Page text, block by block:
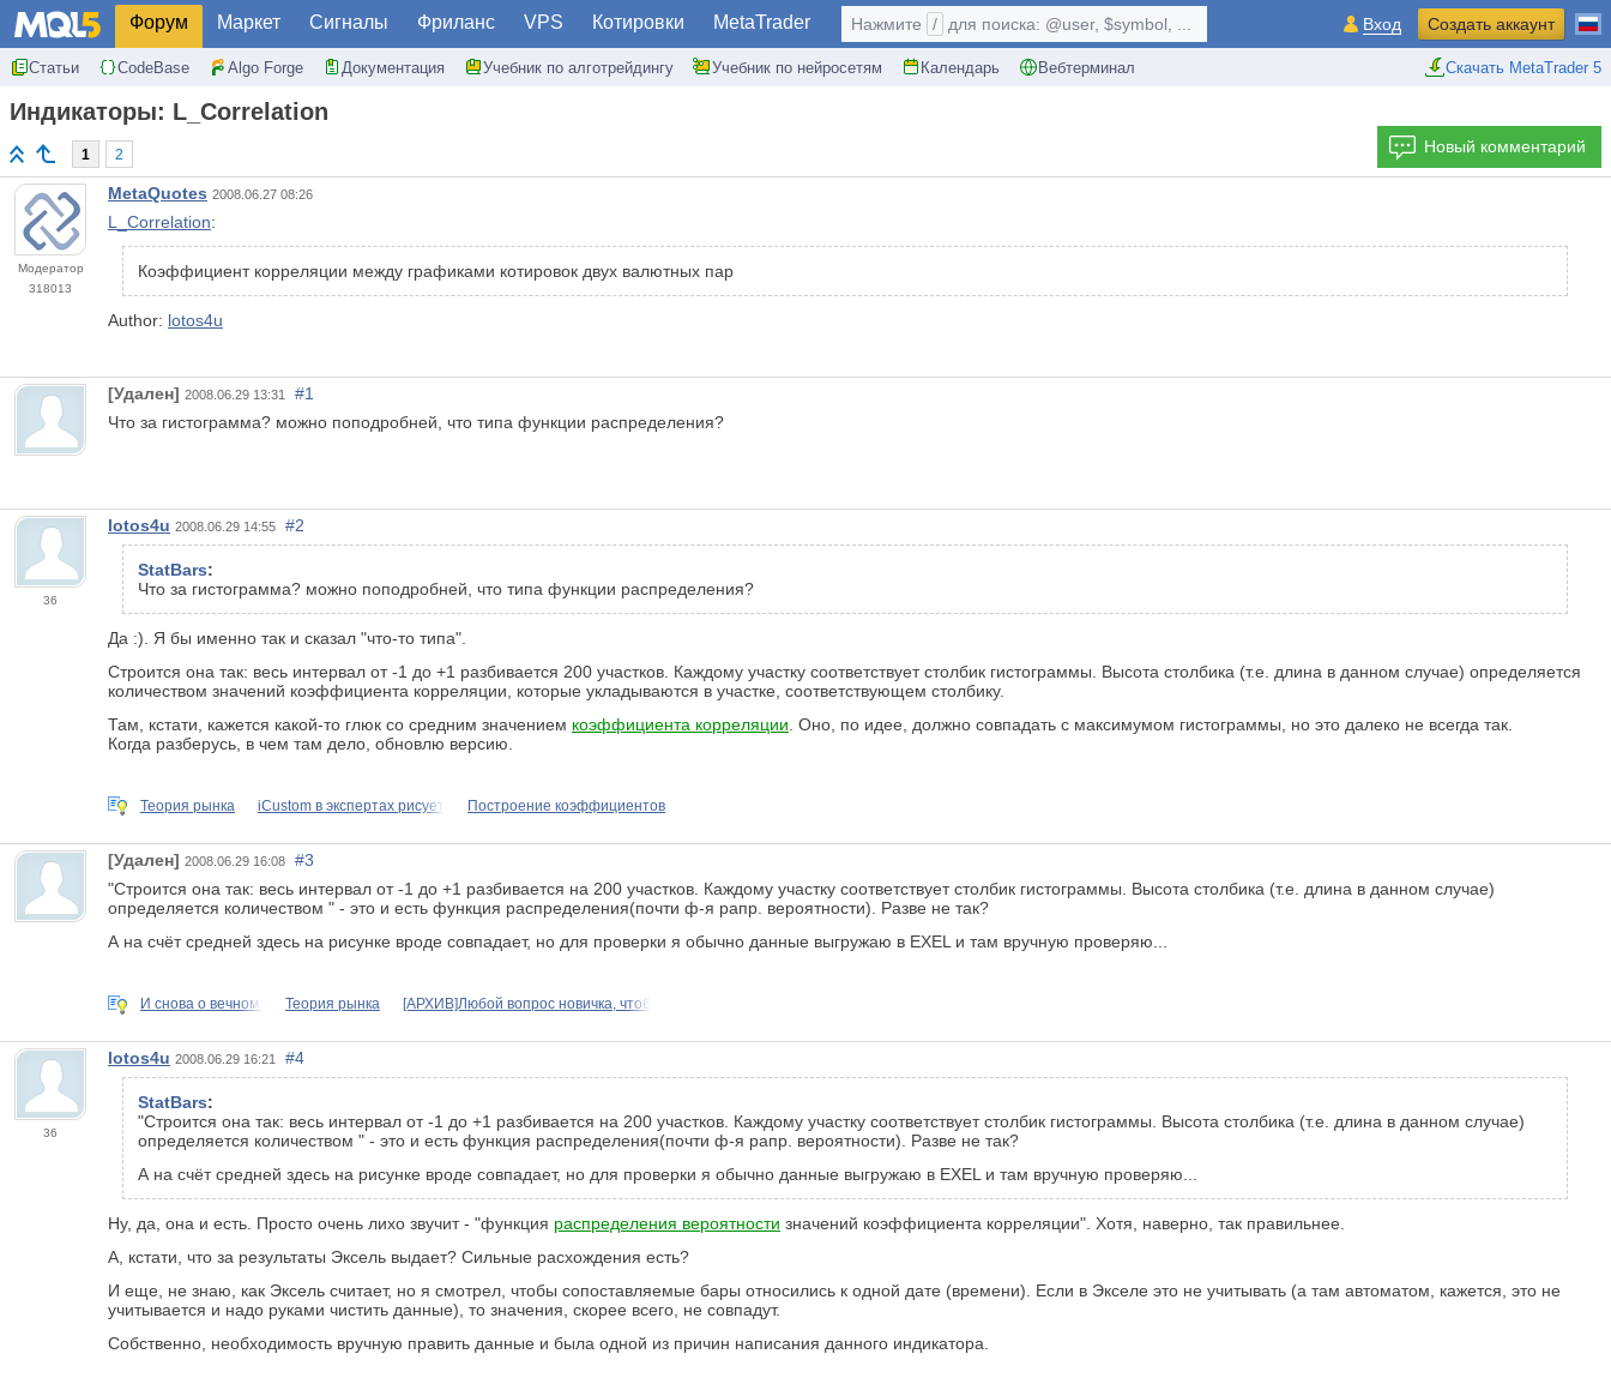
Форум Маркет Сигналы Фриланс VPS Котировки MetaTrader
Статьи CodeBase Algo Forge Документация Учебник по алготрейдингу Учебник по нейросетям Календарь Вебтерминал Скачать MetaTrader 5
Нажмите / для поиска: @user, $symbol, ... Вход Создать аккаунт
Индикаторы: L_Correlation
1 2 Новый комментарий
Модератор
318013
MetaQuotes 2008.06.27 08:26
L_Correlation:
Коэффициент корреляции между графиками котировок двух валютных пар
Author: lotos4u
[Удален] 2008.06.29 13:31
#1
Что за гистограмма? можно поподробней, что типа функции распределения?
36
lotos4u 2008.06.29 14:55 #2
StatBars:
Что за гистограмма? можно поподробней, что типа функции распределения?
Да :). Я бы именно так и сказал "что-то типа".
Строится она так: весь интервал от -1 до +1 разбивается 200 участков. Каждому участку соответствует столбик гистограммы. Высота столбика (т.е. длина в данном случае) определяется
количеством значений коэффициента корреляции, которые укладываются в участке, соответствующем столбику.
Там, кстати, кажется какой-то глюк со средним значением коэффициента корреляции . Оно, по идее, должно совпадать с максимумом гистограммы, но это далеко не всегда так.
Когда разберусь, в чем там дело, обновлю версию.
Теория рынка iCustom в экспертах рисует Построение коэффициентов
[Удален] 2008.06.29 16:08
#3
"Строится она так: весь интервал от -1 до +1 разбивается на 200 участков. Каждому участку соответствует столбик гистограммы. Высота столбика (т.е. длина в данном случае)
определяется количеством " - это и есть функция распределения(почти ф-я рапр. вероятности). Разве не так?
А на счёт средней здесь на рисунке вроде совпадает, но для проверки я обычно данные выгружаю в EXEL и там вручную проверяю...
И снова о вечном: Теория рынка [АРХИВ]Любой вопрос новичка, чтоб
36
lotos4u 2008.06.29 16:21 #4
StatBars:
"Строится она так: весь интервал от -1 до +1 разбивается на 200 участков. Каждому участку соответствует столбик гистограммы. Высота столбика (т.е. длина в данном случае)
определяется количеством " - это и есть функция распределения(почти ф-я рапр. вероятности). Разве не так?
А на счёт средней здесь на рисунке вроде совпадает, но для проверки я обычно данные выгружаю в EXEL и там вручную проверяю...
Ну, да, она и есть. Просто очень лихо звучит - "функция распределения вероятности значений коэффициента корреляции". Хотя, наверно, так правильнее.
А, кстати, что за результаты Эксель выдает? Сильные расхождения есть?
И еще, не знаю, как Эксель считает, но я смотрел, чтобы сопоставляемые бары относились к одной дате (времени). Если в Экселе это не учитывать (а там автоматом, кажется, это не
учитывается и надо руками чистить данные), то значения, скорее всего, не совпадут.
Собственно, необходимость вручную править данные и была одной из причин написания данного индикатора.